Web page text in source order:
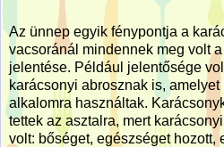
Az ünnep egyik fénypontja a
vacsoránál mindennek meg volt
jelentése. Például jelentősége
karácsonyi abrosznak is,
alkalomra használtak.
tettek az asztalra, mert
volt: bőséget, egészséget hozott,